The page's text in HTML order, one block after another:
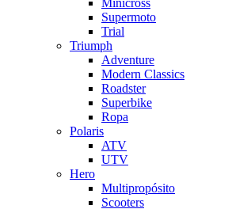
Minicross
Supermoto
Trial
Triumph
Adventure
Modern Classics
Roadster
Superbike
Ropa
Polaris
ATV
UTV
Hero
Multipropósito
Scooters